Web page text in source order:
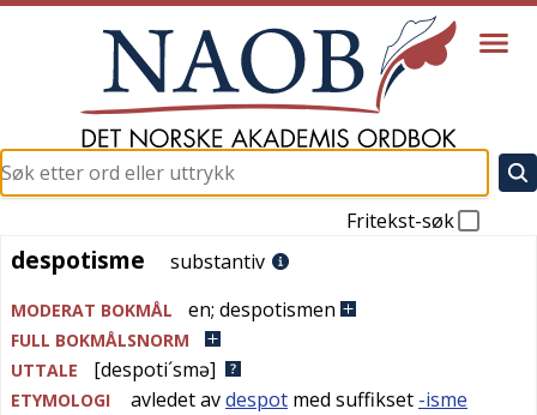
Fritekst-søk
despotisme
despotisme substantiv
MODERAT BOKMÅL en; despotismen
FULL BOKMÅLSNORM
UTTALE
[despoti´smə]
ETYMOLOGI avledet avdespot med suffikset -isme